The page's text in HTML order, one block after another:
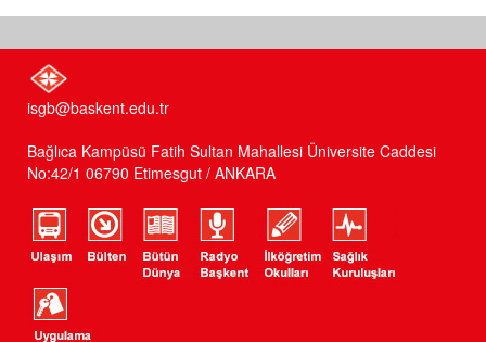
isgb@baskent.edu.tr
Bağlıca Kampüsü Fatih Sultan Mahallesi Üniversite Caddesi
No:42/1 06790 Etimesgut / ANKARA